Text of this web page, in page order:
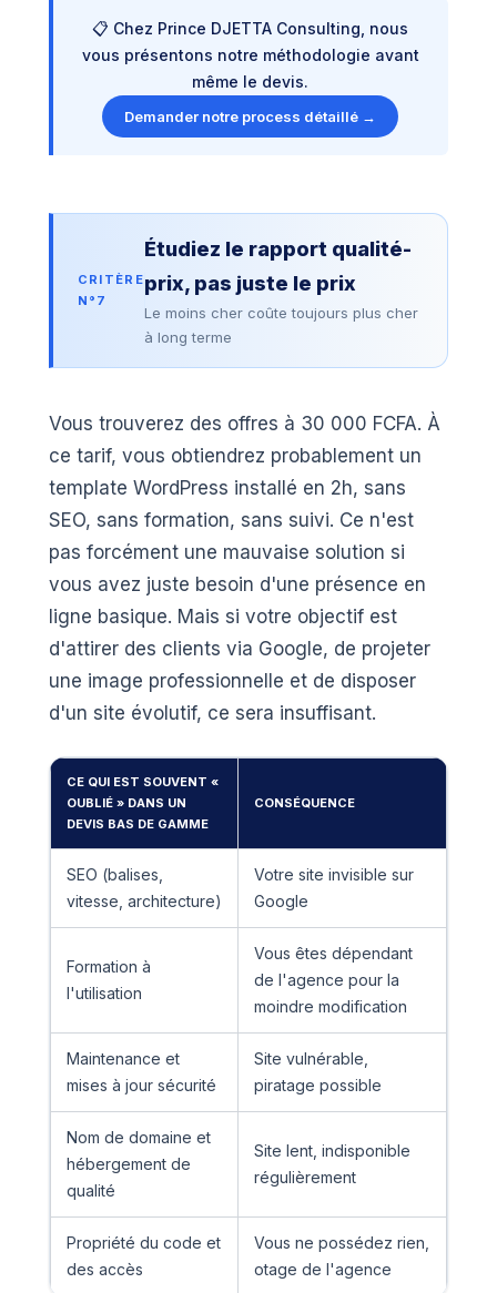
📋 Chez Prince DJETTA Consulting, nous
vous présentons notre méthodologie avant
même le devis.
Demander notre process détaillé →
CRITÈRE
N°7
Étudiez le rapport qualité-
prix, pas juste le prix
Le moins cher coûte toujours plus cher
à long terme
Vous trouverez des offres à 30 000 FCFA. À
ce tarif, vous obtiendrez probablement un
template WordPress installé en 2h, sans
SEO, sans formation, sans suivi. Ce n'est
pas forcément une mauvaise solution si
vous avez juste besoin d'une présence en
ligne basique. Mais si votre objectif est
d'attirer des clients via Google, de projeter
une image professionnelle et de disposer
d'un site évolutif, ce sera insuffisant.
CE QUI EST SOUVENT «
OUBLIÉ » DANS UN
DEVIS BAS DE GAMME
CONSÉQUENCE
SEO (balises,
vitesse, architecture)
Votre site invisible sur
Google
Formation à
l'utilisation
Vous êtes dépendant
de l'agence pour la
moindre modification
Maintenance et
mises à jour sécurité
Site vulnérable,
piratage possible
Nom de domaine et
hébergement de
qualité
Site lent, indisponible
régulièrement
Propriété du code et
des accès
Vous ne possédez rien,
otage de l'agence